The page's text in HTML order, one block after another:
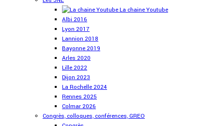
La chaine Youtube
Albi 2016
Lyon 2017
Lannion 2018
Bayonne 2019
Arles 2020
Lille 2022
Dijon 2023
La Rochelle 2024
Rennes 2025
Colmar 2026
Congrès, colloques, conférences, GREO